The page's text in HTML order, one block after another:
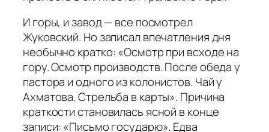
И горы, и завод — все посмотрел
Жуковский. Но записал впечатления дня
необычно кратко: «Осмотр при всходе на
гору. Осмотр производств. После обеда у
пастора и одного из колонистов. Чай у
Ахматова. Стрельба в карты». Причина
краткости становилась ясной в конце
записи: «Письмо государю». Едва